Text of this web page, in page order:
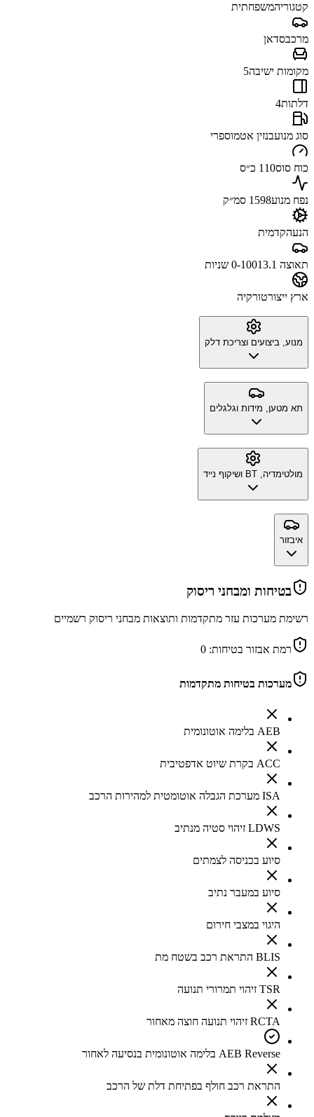
קטגוריהמשפחתית
מרכבסדאן
מקומות ישיבה5
דלתות4
סוג מנועבנזין אטמוספרי
כוח סוס110 כ״ס
נפח מנוע1598 סמ״ק
הנעהקדמית
תאוצה 0-100 13.1 שניות
ארץ ייצורטורקיה
מנוע, ביצועים וצריכת דלק
תא מטען, מידות וגלגלים
מולטימדיה, BT ושיקוף נייד
איבזור
בטיחות ומבחני ריסוק
רשימת מערכות עזר מתקדמות ותוצאות מבחני ריסוק רשמיים
רמת אבזור בטיחות: 0
מערכות בטיחות מתקדמות
AEB בלימה אוטונומית
ACC בקרת שיוט אדפטיבית
ISA מערכת הגבלה אוטומטית למהירות הרכב
LDWS זיהוי סטיה מנתיב
סיוע בכניסה לצמתים
סיוע במעבר נתיב
היגוי במצבי חירום
BLIS התראת רכב בשטח מת
TSR זיהוי תמרורי תנועה
RCTA זיהוי תנועה חוצה מאחור
AEB Reverse בלימה אוטונומית בנסיעה לאחור
התראת רכב חולף בפתיחת דלת של הרכב